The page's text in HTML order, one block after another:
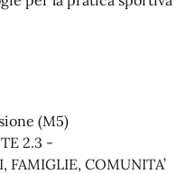
(M5)
2.3 -
FAMIGLIE, COMUNITA’